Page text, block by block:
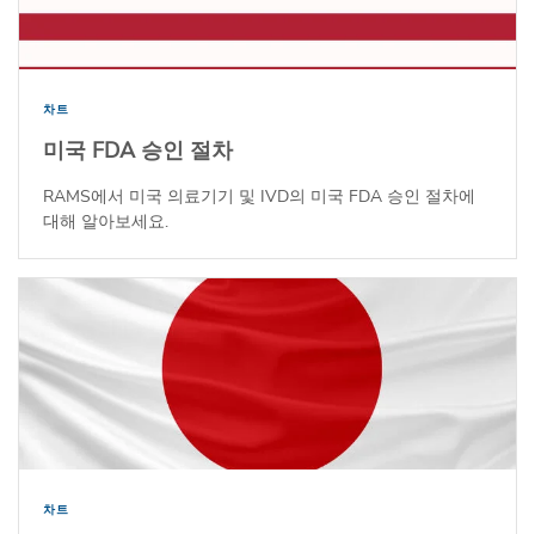
차트
미국 FDA 승인 절차
RAMS에서 미국 의료기기 및 IVD의 미국 FDA 승인 절차에
대해 알아보세요.
차트